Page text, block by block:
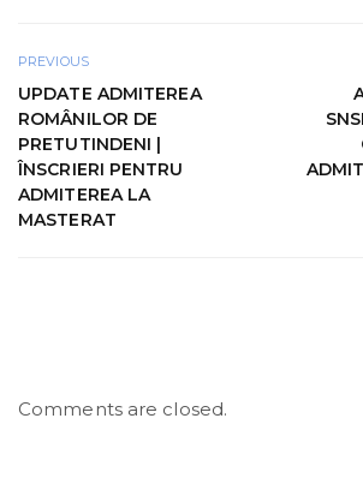
PREVIOUS
UPDATE ADMITEREA
ROMÂNILOR DE
PRETUTINDENI |
ÎNSCRIERI PENTRU
ADMITEREA LA
MASTERAT
Comments are closed.